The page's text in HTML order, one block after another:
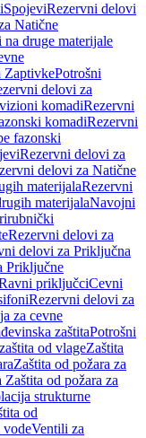
SpojeviRezervni delovi
Natične
na druge materijale
ZaptivkePotrošni
delovi za
komadiRezervni
komadiRezervni
fazonski
Rezervni delovi za
delovi za Natične
materijalaRezervni
materijalaNavojni
Rezervni delovi za
delovi za Priključna
Priključne
priključciCevni
Rezervni delovi za
za cevne
zaštitaPotrošni
od vlageZaštita
Zaštita od požara za
od požara za
strukturne
od
vodeVentili za